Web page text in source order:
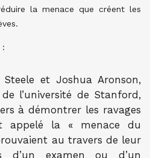
la menace que créent les
:
et Joshua Aronson,
l’université de Stanford,
à démontrer les ravages
appelé la « menace du
au travers de leur
d’un examen ou d’un